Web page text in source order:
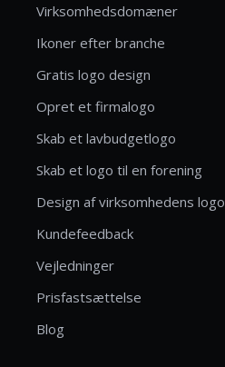
Virksomhedsdomæner
Ikoner efter branche
Gratis logo design
Opret et firmalogo
Skab et lavbudgetlogo
Skab et logo til en forening
Design af virksomhedens logo
Kundefeedback
Vejledninger
Prisfastsættelse
Blog